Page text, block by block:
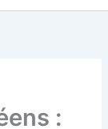
: